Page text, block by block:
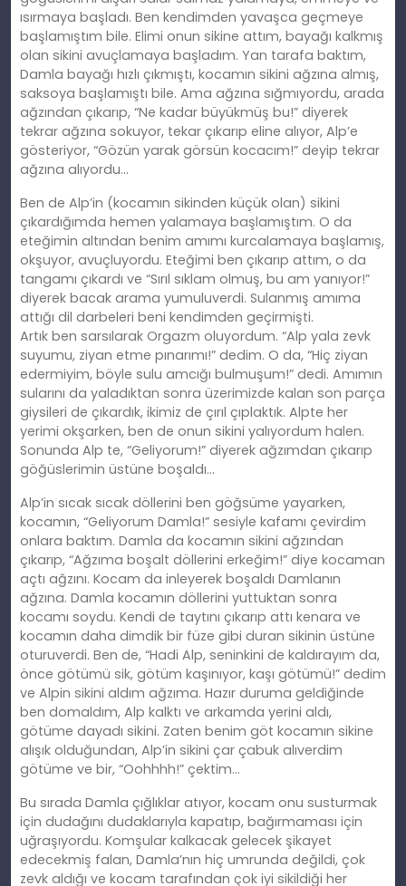
ısırmaya başladı. Ben kendimden yavaşca geçmeye
başlamıştım bile. Elimi onun sikine attım, bayağı kalkmış
olan sikini avuçlamaya başladım. Yan tarafa baktım,
Damla bayağı hızlı çıkmıştı, kocamın sikini ağzına almış,
saksoya başlamıştı bile. Ama ağzına sığmıyordu, arada
ağzından çıkarıp, “Ne kadar büyükmüş bu!” diyerek
tekrar ağzına sokuyor, tekar çıkarıp eline alıyor, Alp’e
gösteriyor, “Gözün yarak görsün kocacım!” deyip tekrar
ağzına alıyordu…
Ben de Alp’in (kocamın sikinden küçük olan) sikini
çıkardığımda hemen yalamaya başlamıştım. O da
eteğimin altından benim amımı kurcalamaya başlamış,
okşuyor, avuçluyordu. Eteğimi ben çıkarıp attım, o da
tangamı çıkardı ve “Sırıl sıklam olmuş, bu am yanıyor!”
diyerek bacak arama yumuluverdi. Sulanmış amıma
attığı dil darbeleri beni kendimden geçirmişti.
Artık ben sarsılarak Orgazm oluyordum. “Alp yala zevk
suyumu, ziyan etme pınarımı!” dedim. O da, “Hiç ziyan
edermiyim, böyle sulu amcığı bulmuşum!” dedi. Amımın
sularını da yaladıktan sonra üzerimizde kalan son parça
giysileri de çıkardık, ikimiz de çırıl çıplaktık. Alpte her
yerimi okşarken, ben de onun sikini yalıyordum halen.
Sonunda Alp te, “Geliyorum!” diyerek ağzımdan çıkarıp
göğüslerimin üstüne boşaldı…
Alp’in sıcak sıcak döllerini ben göğsüme yayarken,
kocamın, “Geliyorum Damla!” sesiyle kafamı çevirdim
onlara baktım. Damla da kocamın sikini ağzından
çıkarıp, “Ağzıma boşalt döllerini erkeğim!” diye kocaman
açtı ağzını. Kocam da inleyerek boşaldı Damlanın
ağzına. Damla kocamın döllerini yuttuktan sonra
kocamı soydu. Kendi de taytını çıkarıp attı kenara ve
kocamın daha dimdik bir füze gibi duran sikinin üstüne
oturuverdi. Ben de, “Hadi Alp, seninkini de kaldırayım da,
önce götümü sik, götüm kaşınıyor, kaşı götümü!” dedim
ve Alpin sikini aldım ağzıma. Hazır duruma geldiğinde
ben domaldım, Alp kalktı ve arkamda yerini aldı,
götüme dayadı sikini. Zaten benim göt kocamın sikine
alışık olduğundan, Alp’in sikini çar çabuk alıverdim
götüme ve bir, “Oohhhh!” çektim…
Bu sırada Damla çığlıklar atıyor, kocam onu susturmak
için dudağını dudaklarıyla kapatıp, bağırmaması için
uğraşıyordu. Komşular kalkacak gelecek şikayet
edecekmiş falan, Damla’nın hiç umrunda değildi, çok
zevk aldığı ve kocam tarafından çok iyi sikildiği her